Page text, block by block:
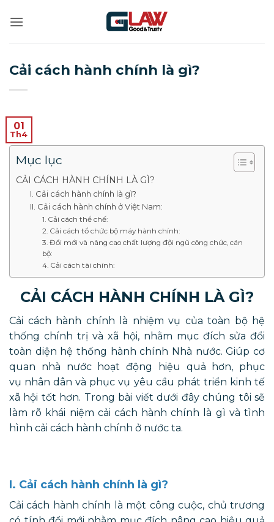
qua
Cải cách hành chính là gì?
01
Th4
Mục lục
CẢI CÁCH HÀNH CHÍNH LÀ GÌ?
I. Cải cách hành chính là gì?
II. Cải cách hành chính ở Việt Nam:
1. Cải cách thể chế:
2. Cải cách tổ chức bộ máy hành chính:
3. Đổi mới và nâng cao chất lượng đội ngũ công chức, cán
bộ:
4. Cải cách tài chính:
CẢI CÁCH HÀNH CHÍNH LÀ GÌ?
Cải cách hành chính là nhiệm vụ của toàn bộ hệ
thống chính trị và xã hội, nhằm mục đích sửa đổi
toàn diện hệ thống hành chính Nhà nước. Giúp cơ
quan nhà nước hoạt động hiệu quả hơn, phục
vụ nhân dân và phục vụ yêu cầu phát triển kinh tế
xã hội tốt hơn. Trong bài viết dưới đây chúng tôi sẽ
làm rõ khái niệm cải cách hành chính là gì và tình
hình cải cách hành chính ở nước ta.
I. Cải cách hành chính là gì?
Cải cách hành chính là một công cuộc, chủ trương